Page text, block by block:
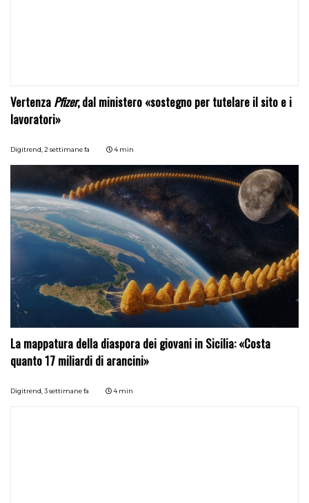
Vertenza Pfizer, dal ministero «sostegno per tutelare il sito e i
lavoratori»
Digitrend,2 settimane fa 4 min
La mappatura della diaspora dei giovani in Sicilia: «Costa
quanto 17 miliardi di arancini»
Digitrend, 3 settimane fa 4 min